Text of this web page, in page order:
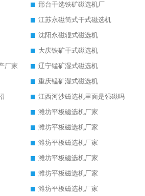
邢台干选铁矿磁选机厂
江苏永磁筒式干式磁选机
沈阳永磁辊式磁选机
大庆铁矿干式磁选机
厂家
辽宁锰矿湿式磁选机
重庆锰矿湿式磁选机
江西河沙磁选机里面是强磁吗
潍坊平板磁选机厂家
潍坊平板磁选机厂家
潍坊平板磁选机厂家
潍坊平板磁选机厂家
潍坊平板磁选机厂家
潍坊平板磁选机厂家